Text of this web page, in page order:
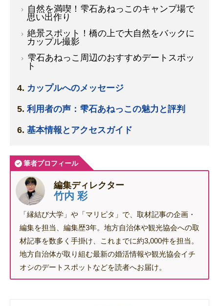
自然を満喫！雫石あねっこのキャンプ場で
思い出作り
絶景スポット！橋の上で大自然をバックに
カップル撮影
雫石あねっこ周辺のおすすめデートスポッ
ト
カップルへのメッセージ
利用者の声：雫石あねっこの魅力と評判
基本情報とアクセスガイド
筆者プロフィール
編集ディレクター
竹内 彩
「縁結び大学」や「マリピタ」で、取材記事の企画・
編集を担当、編集歴3年。地方自治体や観光協会への取
材記事を数多く手掛け、これまでに約3,000件を担当。
地方自治体が取り組む最新の婚活情報や観光協会イチ
オシのデートスポットなどを読者へお届け。